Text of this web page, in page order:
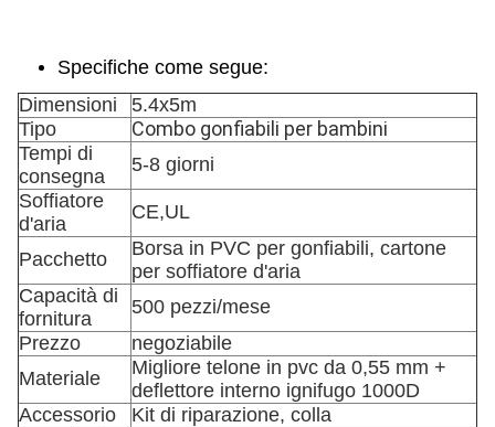
Specifiche come segue:
Dimensioni
5.4x5m
Tipo
Combo gonfiabili per bambini
Tempi di
consegna
5-8 giorni
Soffiatore
d'aria
CE,UL
Pacchetto
Borsa in PVC per gonfiabili, cartone
per soffiatore d'aria
Capacità di
fornitura
500 pezzi/mese
Prezzo
negoziabile
Materiale
Migliore telone in pvc da 0,55 mm +
deflettore interno ignifugo 1000D
Accessorio
Kit di riparazione, colla